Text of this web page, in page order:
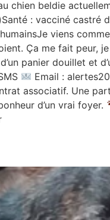
chien beldie
: vacciné
viens
Ça me fait peur,
panier douillet et
Email :
associatif. Une
d’un vrai foyer.